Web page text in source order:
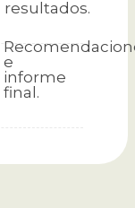
resultados.
e
informe
final.